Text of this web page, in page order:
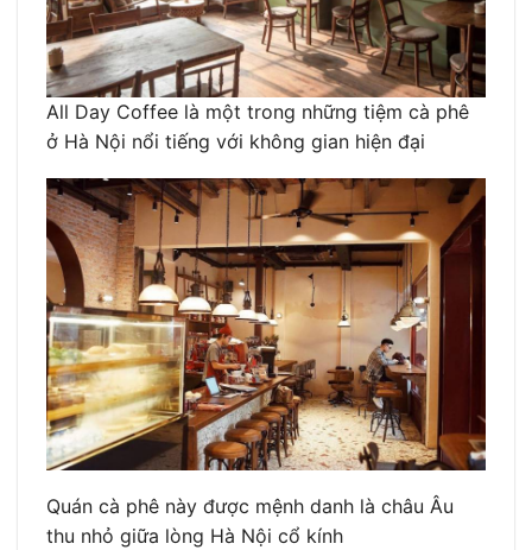
All Day Coffee là một trong những tiệm cà phê
ở Hà Nội nổi tiếng với không gian hiện đại
Quán cà phê này được mệnh danh là châu Âu
thu nhỏ giữa lòng Hà Nội cổ kính